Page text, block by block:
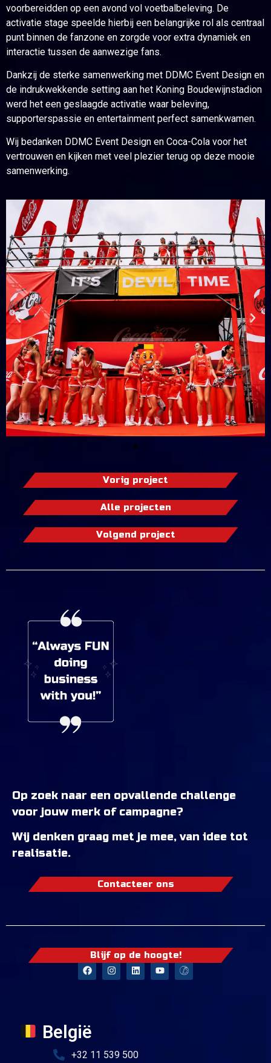
voorbereidden op een avond vol voetbalbeleving. De
activatie stage speelde hierbij een belangrijke rol als centraal
punt binnen de fanzone en zorgde voor extra dynamiek en
interactie tussen de aanwezige fans.
Dankzij de sterke samenwerking met DDMC Event Design en
de indrukwekkende setting aan het Koning Boudewijnstadion
werd het een geslaagde activatie waar beleving,
supporterspassie en entertainment perfect samenkwamen.
Wij bedanken DDMC Event Design en Coca-Cola voor het
vertrouwen en kijken met veel plezier terug op deze mooie
samenwerking.
Vorig project
Alle projecten
Volgend project
Op zoek naar een opvallende challenge
voor jouw merk of campagne?
Wij denken graag met je mee, van idee tot
realisatie.
Contacteer ons
Blijf op de hoogte!
België
+32 11 539 500